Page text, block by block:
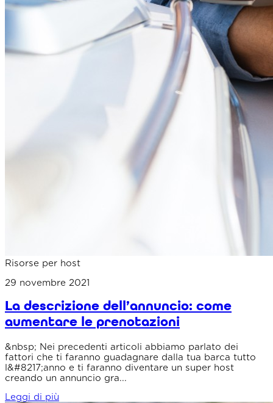
Risorse per host
29 novembre 2021
La descrizione dell’annuncio: come
aumentare le prenotazioni
&nbsp; Nei precedenti articoli abbiamo parlato dei
fattori che ti faranno guadagnare dalla tua barca tutto
l&#8217;anno e ti faranno diventare un super host
creando un annuncio gra...
Leggi di più